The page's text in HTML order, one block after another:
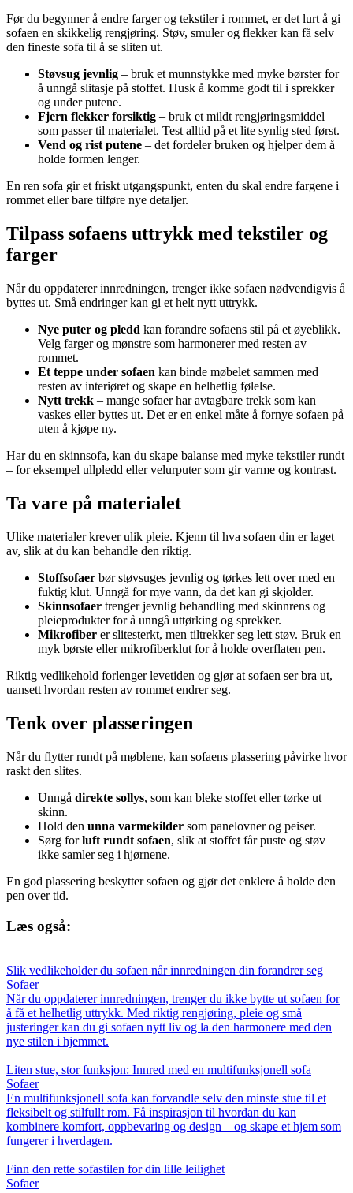
Før du begynner å endre farger og tekstiler i rommet, er det lurt å gi
sofaen en skikkelig rengjøring. Støv, smuler og flekker kan få selv
den fineste sofa til å se sliten ut.
Støvsug jevnlig – bruk et munnstykke med myke børster for
å unngå slitasje på stoffet. Husk å komme godt til i sprekker
og under putene.
Fjern flekker forsiktig – bruk et mildt rengjøringsmiddel
som passer til materialet. Test alltid på et lite synlig sted først.
Vend og rist putene – det fordeler bruken og hjelper dem å
holde formen lenger.
En ren sofa gir et friskt utgangspunkt, enten du skal endre fargene i
rommet eller bare tilføre nye detaljer.
Tilpass sofaens uttrykk med tekstiler og
farger
Når du oppdaterer innredningen, trenger ikke sofaen nødvendigvis å
byttes ut. Små endringer kan gi et helt nytt uttrykk.
Nye puter og pledd kan forandre sofaens stil på et øyeblikk.
Velg farger og mønstre som harmonerer med resten av
rommet.
Et teppe under sofaen kan binde møbelet sammen med
resten av interiøret og skape en helhetlig følelse.
Nytt trekk – mange sofaer har avtagbare trekk som kan
vaskes eller byttes ut. Det er en enkel måte å fornye sofaen på
uten å kjøpe ny.
Har du en skinnsofa, kan du skape balanse med myke tekstiler rundt
– for eksempel ullpledd eller velurputer som gir varme og kontrast.
Ta vare på materialet
Ulike materialer krever ulik pleie. Kjenn til hva sofaen din er laget
av, slik at du kan behandle den riktig.
Stoffsofaer bør støvsuges jevnlig og tørkes lett over med en
fuktig klut. Unngå for mye vann, da det kan gi skjolder.
Skinnsofaer trenger jevnlig behandling med skinnrens og
pleieprodukter for å unngå uttørking og sprekker.
Mikrofiber er slitesterkt, men tiltrekker seg lett støv. Bruk en
myk børste eller mikrofiberklut for å holde overflaten pen.
Riktig vedlikehold forlenger levetiden og gjør at sofaen ser bra ut,
uansett hvordan resten av rommet endrer seg.
Tenk over plasseringen
Når du flytter rundt på møblene, kan sofaens plassering påvirke hvor
raskt den slites.
Unngå direkte sollys, som kan bleke stoffet eller tørke ut
skinn.
Hold den unna varmekilder som panelovner og peiser.
Sørg forluft rundt sofaen, slik at stoffet får puste og støv
ikke samler seg i hjørnene.
En god plassering beskytter sofaen og gjør det enklere å holde den
pen over tid.
Læs også:
Slik vedlikeholder du sofaen når innredningen din forandrer seg
Sofaer
Når du oppdaterer innredningen, trenger du ikke bytte ut sofaen for
å få et helhetlig uttrykk. Med riktig rengjøring, pleie og små
justeringer kan du gi sofaen nytt liv og la den harmonere med den
nye stilen i hjemmet.
Liten stue, stor funksjon: Innred med en multifunksjonell sofa
Sofaer
En multifunksjonell sofa kan forvandle selv den minste stue til et
fleksibelt og stilfullt rom. Få inspirasjon til hvordan du kan
kombinere komfort, oppbevaring og design – og skape et hjem som
fungerer i hverdagen.
Finn den rette sofastilen for din lille leilighet
Sofaer